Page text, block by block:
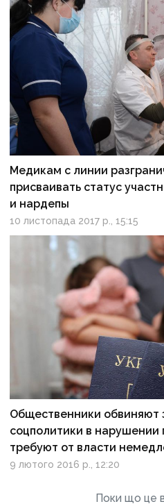
Медикам с линии
присваивать статус
и нардепы
10 листопада 2017 р., 15:15
Общественники обвиняют
соцполитики в нарушении
требуют от власти
9 лютого 2016 р., 12:20
Поки що це